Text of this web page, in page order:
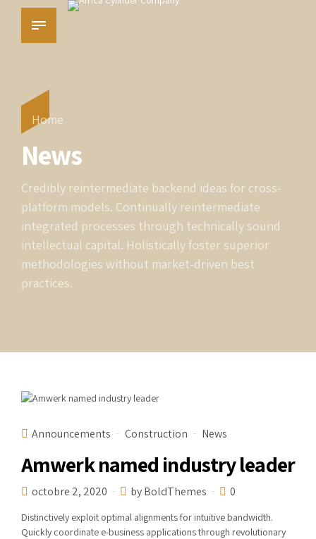
Home
News
Credibly reintermediate backend ideas for cross-
platform models. Continually reintermediate
integrated processes through technically sound
intellectual capital. Holistically foster superior
methodologies without market-driven best
practices.
Announcements Construction News
Amwerk named industry leader
octobre 2, 2020 by BoldThemes 0
Distinctively exploit optimal alignments for intuitive bandwidth.
Quickly coordinate e-business applications through revolutionary